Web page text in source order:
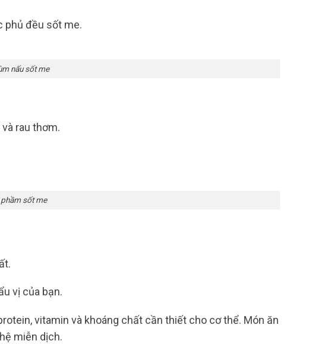
phủ đều sốt me.
nấu sốt me
rau thơm.
phầm sốt me
vị của bạn.
vitamin và khoáng chất cần thiết cho cơ thể. Món ăn
miễn dịch.